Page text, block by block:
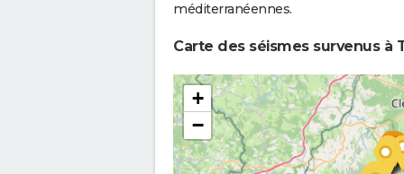
méditerranéennes.
Carte des séismes survenus à
+
−